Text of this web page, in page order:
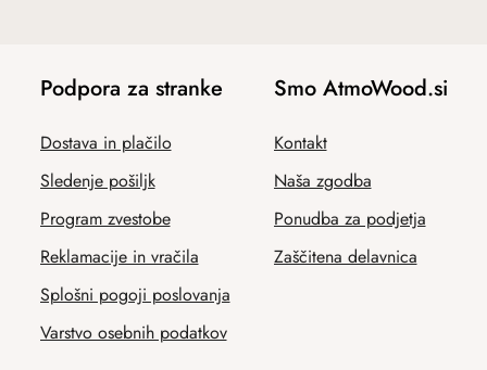
Podpora za stranke
Dostava in plačilo
Sledenje pošiljk
Program zvestobe
Reklamacije in vračila
Splošni pogoji poslovanja
Varstvo osebnih podatkov
Smo AtmoWood.si
Kontakt
Naša zgodba
Ponudba za podjetja
Zaščitena delavnica